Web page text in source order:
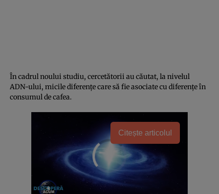
În cadrul noului studiu, cercetătorii au căutat, la nivelul
ADN-ului, micile diferenţe care să fie asociate cu diferenţe în
consumul de cafea.
Citește articolul